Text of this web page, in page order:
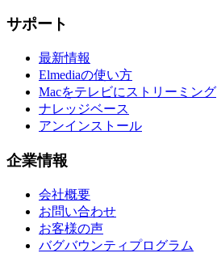
サポート
最新情報
Elmediaの使い方
Macをテレビにストリーミング
ナレッジベース
アンインストール
企業情報
会社概要
お問い合わせ
お客様の声
バグバウンティプログラム